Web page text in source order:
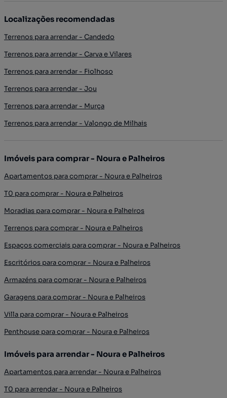
Localizações recomendadas
Terrenos para arrendar - Candedo
Terrenos para arrendar - Carva e Vilares
Terrenos para arrendar - Fiolhoso
Terrenos para arrendar - Jou
Terrenos para arrendar - Murça
Terrenos para arrendar - Valongo de Milhais
Imóveis para comprar - Noura e Palheiros
Apartamentos para comprar - Noura e Palheiros
T0 para comprar - Noura e Palheiros
Moradias para comprar - Noura e Palheiros
Terrenos para comprar - Noura e Palheiros
Espaços comerciais para comprar - Noura e Palheiros
Escritórios para comprar - Noura e Palheiros
Armazéns para comprar - Noura e Palheiros
Garagens para comprar - Noura e Palheiros
Villa para comprar - Noura e Palheiros
Penthouse para comprar - Noura e Palheiros
Imóveis para arrendar - Noura e Palheiros
Apartamentos para arrendar - Noura e Palheiros
T0 para arrendar - Noura e Palheiros